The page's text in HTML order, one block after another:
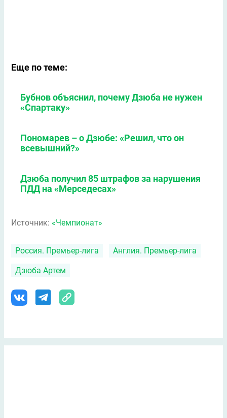
Еще по теме:
Бубнов объяснил, почему Дзюба не нужен
«Спартаку»
Пономарев – о Дзюбе: «Решил, что он
всевышний?»
Дзюба получил 85 штрафов за нарушения
ПДД на «Мерседесах»
Источник: «Чемпионат»
Россия. Премьер-лига Англия. Премьер-лига
Дзюба Артем